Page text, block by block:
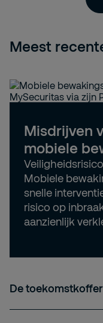
Meest
Misdrijven
mobiele
Mobiele
snelle
risico op
aanzienlijk
De